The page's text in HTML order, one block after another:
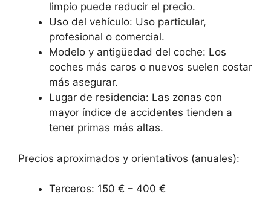
limpio puede reducir el precio.
Uso del vehículo: Uso particular,
profesional o comercial.
Modelo y antigüedad del coche: Los
coches más caros o nuevos suelen costar
más asegurar.
Lugar de residencia: Las zonas con
mayor índice de accidentes tienden a
tener primas más altas.
Precios aproximados y orientativos (anuales):
Terceros: 150 € – 400 €